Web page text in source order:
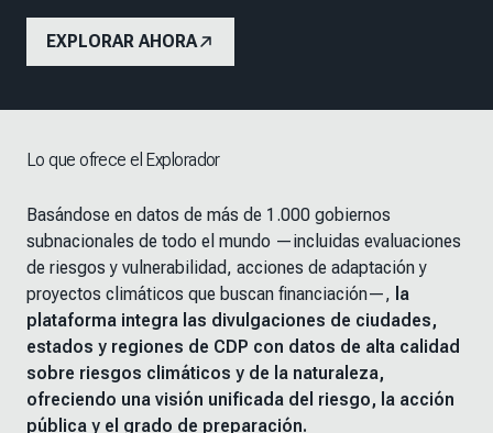
EXPLORAR AHORA
Lo que ofrece el Explorador
Basándose en datos de más de 1.000 gobiernos
subnacionales de todo el mundo —incluidas evaluaciones
de riesgos y vulnerabilidad, acciones de adaptación y
proyectos climáticos que buscan financiación—, la
plataforma integra las divulgaciones de ciudades,
estados y regiones de CDP con datos de alta calidad
sobre riesgos climáticos y de la naturaleza,
ofreciendo una visión unificada del riesgo, la acción
pública y el grado de preparación.